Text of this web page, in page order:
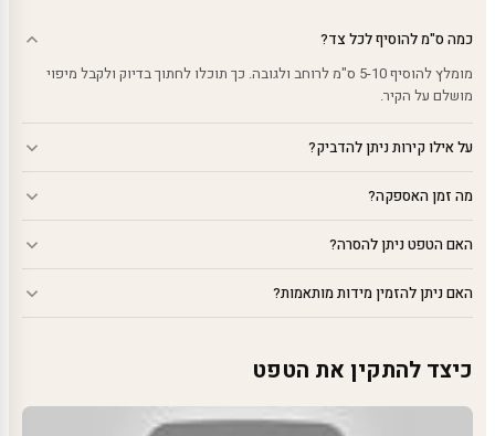
כמה ס"מ להוסיף לכל צד?
מומלץ להוסיף 5-10 ס"מ לרוחב ולגובה. כך תוכלו לחתוך בדיוק ולקבל מיפוי
מושלם על הקיר.
על אילו קירות ניתן להדביק?
מה זמן האספקה?
האם הטפט ניתן להסרה?
האם ניתן להזמין מידות מותאמות?
כיצד להתקין את הטפט